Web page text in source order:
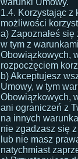
warunki Umowy.
1.4. Korzystając z
możliwości
a) Zapoznałeś
w tym z
Obowiązkowych,
rozpoczęciem
b) Akceptujesz
Umowy, w tym
Obowiązkowych,
ani ograniczeń z
na innych
nie zgadzasz się
lub nie masz
natychmiast